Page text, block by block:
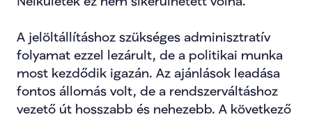
A jelöltállításhoz szükséges adminisztratív
folyamat ezzel lezárult, de a politikai munka
most kezdődik igazán. Az ajánlások leadása
fontos állomás volt, de a rendszerváltáshoz
vezető út hosszabb és nehezebb. A következő